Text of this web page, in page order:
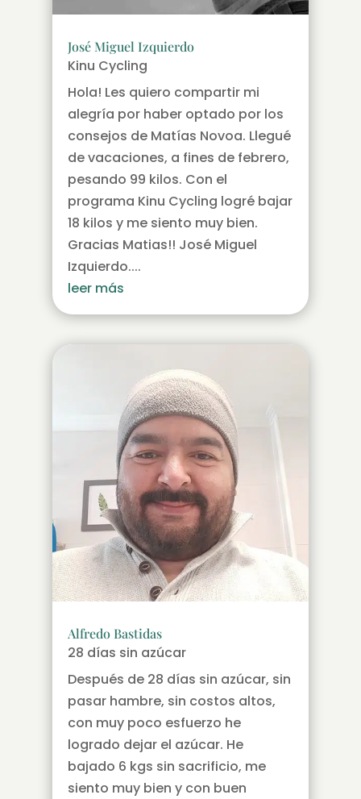
José Miguel Izquierdo
Kinu Cycling
Hola! Les quiero compartir mi
alegría por haber optado por los
consejos de Matías Novoa. Llegué
de vacaciones, a fines de febrero,
pesando 99 kilos. Con el
programa Kinu Cycling logré bajar
18 kilos y me siento muy bien.
Gracias Matias!! José Miguel
Izquierdo....
leer más
Alfredo Bastidas
28 días sin azúcar
Después de 28 días sin azúcar, sin
pasar hambre, sin costos altos,
con muy poco esfuerzo he
logrado dejar el azúcar. He
bajado 6 kgs sin sacrificio, me
siento muy bien y con buen